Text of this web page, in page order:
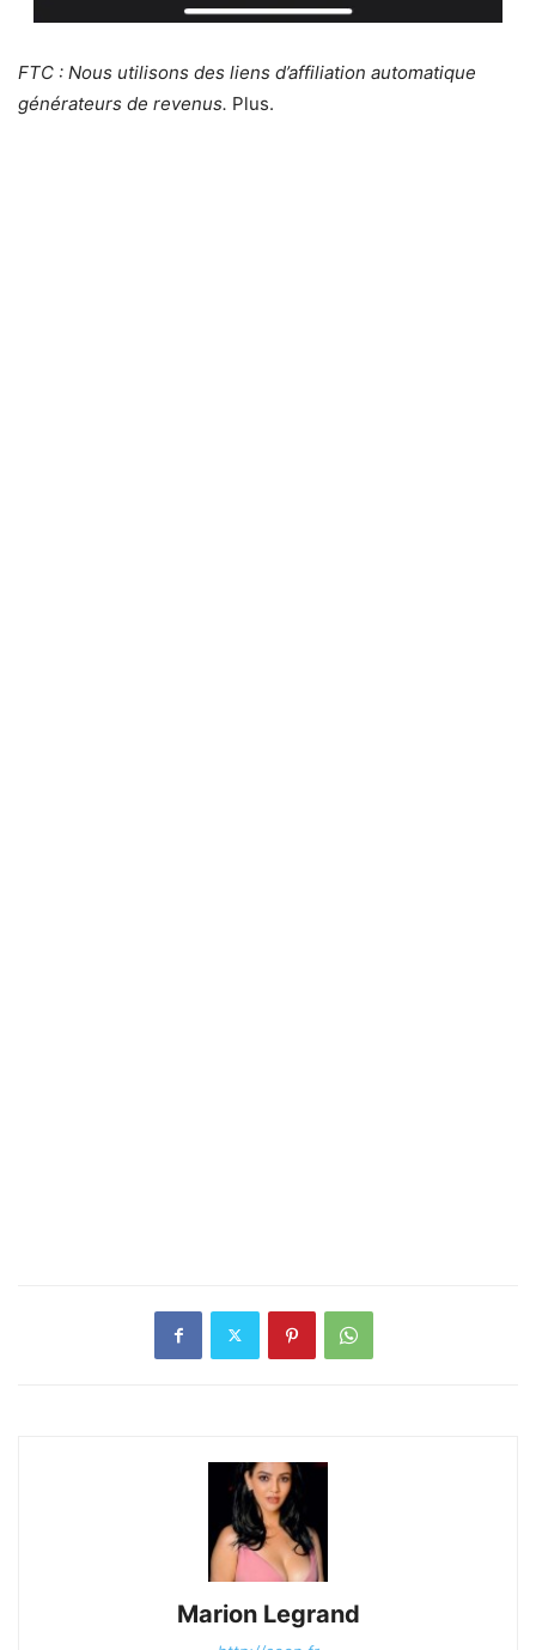
FTC : Nous utilisons des liens d’affiliation automatique
générateurs de revenus. Plus.
Marion Legrand